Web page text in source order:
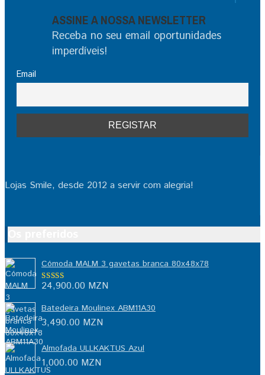
ASSINE A NOSSA NEWSLETTER
Receba no seu email oportunidades
imperdíveis!
Email
Lojas Smile, desde 2012 a servir com alegria!
Cómoda MALM 3 gavetas branca 80x48x78
Avaliação
24,900.00 MZN
Batedeira Moulinex ABM11A30
3,490.00 MZN
Almofada ULLKAKTUS Azul
1,000.00 MZN